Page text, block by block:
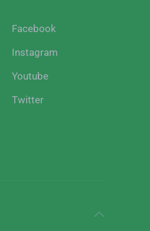
Facebook
Instagram
Youtube
Twitter